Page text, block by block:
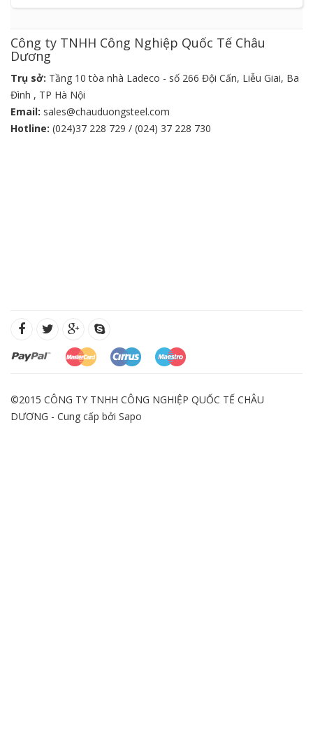
Công ty TNHH Công Nghiệp Quốc Tế Châu
Dương
Trụ sở: Tầng 10 tòa nhà Ladeco - số 266 Đội Cấn, Liễu Giai, Ba
Đình , TP Hà Nội
Email: sales@chauduongsteel.com
Hotline: (024)37 228 729 / (024) 37 228 730
©2015 CÔNG TY TNHH CÔNG NGHIỆP QUỐC TẾ CHÂU
DƯƠNG - Cung cấp bởi Sapo